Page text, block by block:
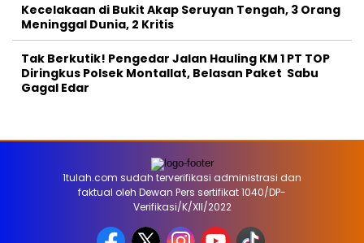
Kecelakaan di Bukit Akap Seruyan Tengah, 3 Orang
Meninggal Dunia, 2 Kritis
Tak Berkutik! Pengedar Jalan Hauling KM 1 PT TOP
Diringkus Polsek Montallat, Belasan Paket Sabu
Gagal Edar
1tulah.com sudah terverifikasi administrasi dan
faktual oleh Dewan Pers sertifikat 1040/DP-
Verifikasi/K/XII/2022